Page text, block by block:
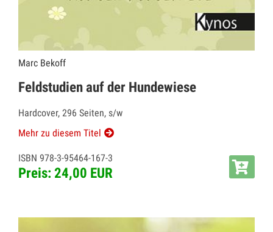
Marc Bekoff
Feldstudien auf der Hundewiese
Hardcover, 296 Seiten, s/w
Mehr zu diesem Titel
ISBN 978-3-95464-167-3
Preis: 24,00 EUR